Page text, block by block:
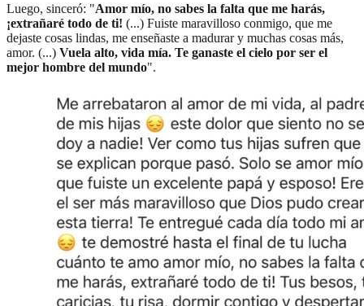
Luego, sinceró: "Amor mío, no sabes la falta que me harás,
¡extrañaré todo de ti! (...) Fuiste maravilloso conmigo, que me
dejaste cosas lindas, me enseñaste a madurar y muchas cosas más,
amor. (...) Vuela alto, vida mía. Te ganaste el cielo por ser el
mejor hombre del mundo".